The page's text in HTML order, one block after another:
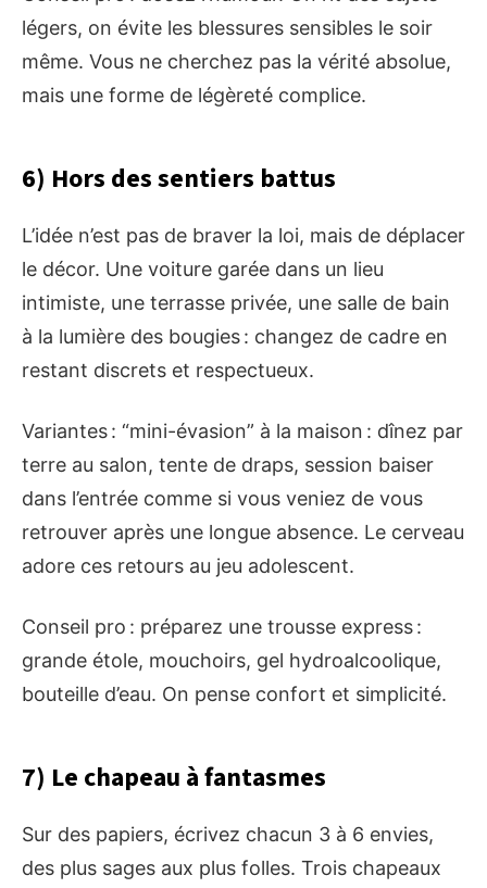
légers, on évite les blessures sensibles le soir
même. Vous ne cherchez pas la vérité absolue,
mais une forme de légèreté complice.
6) Hors des sentiers battus
L’idée n’est pas de braver la loi, mais de déplacer
le décor. Une voiture garée dans un lieu
intimiste, une terrasse privée, une salle de bain
à la lumière des bougies : changez de cadre en
restant discrets et respectueux.
Variantes : “mini-évasion” à la maison : dînez par
terre au salon, tente de draps, session baiser
dans l’entrée comme si vous veniez de vous
retrouver après une longue absence. Le cerveau
adore ces retours au jeu adolescent.
Conseil pro : préparez une trousse express :
grande étole, mouchoirs, gel hydroalcoolique,
bouteille d’eau. On pense confort et simplicité.
7) Le chapeau à fantasmes
Sur des papiers, écrivez chacun 3 à 6 envies,
des plus sages aux plus folles. Trois chapeaux